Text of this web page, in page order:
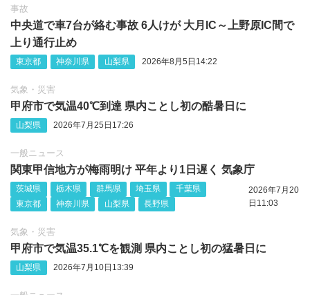
事故
中央道で車7台が絡む事故 6人けが 大月IC～上野原IC間で
上り通行止め
東京都 神奈川県 山梨県 2026年8月5日14:22
気象・災害
甲府市で気温40℃到達 県内ことし初の酷暑日に
山梨県 2026年7月25日17:26
一般ニュース
関東甲信地方が梅雨明け 平年より1日遅く 気象庁
茨城県 栃木県 群馬県 埼玉県
千葉県
東京都
神奈川県 山梨県 長野県
2026年7月20
日11:03
気象・災害
甲府市で気温35.1℃を観測 県内ことし初の猛暑日に
山梨県 2026年7月10日13:39